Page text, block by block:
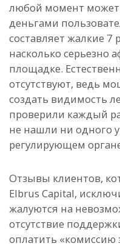
любой момент может
деньгами
составляет жалкие 7
насколько серьезно
площадке.
отсутствуют, ведь
создать видимость
проверили каждый
не нашли ни одного
регулирующем
Отзывы клиентов,
Elbrus Capital,
жалуются на
отсутствие
оплатить «комиссию